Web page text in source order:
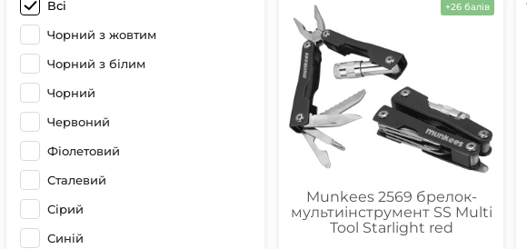
Всі
Чорний з жовтим
Чорний з білим
Чорний
Червоний
Фіолетовий
Сталевий
Сірий
Синій
+26 балів
Munkees 2569 брелок-
мультиінструмент SS Multi
Tool Starlight red